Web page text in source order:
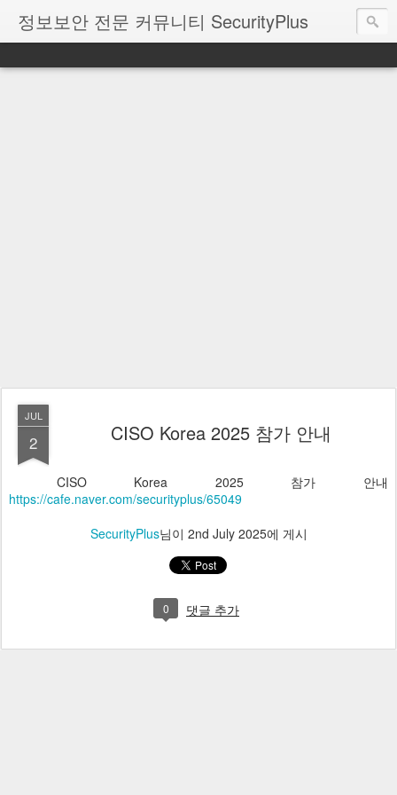
정보보안 전문 커뮤니티 SecurityPlus
JUL
2 CISO Korea 2025 참가 안내
CISO Korea 2025 참가 안내
https://cafe.naver.com/securityplus/65049
SecurityPlus님이 2nd July 2025에 게시
0 댓글 추가